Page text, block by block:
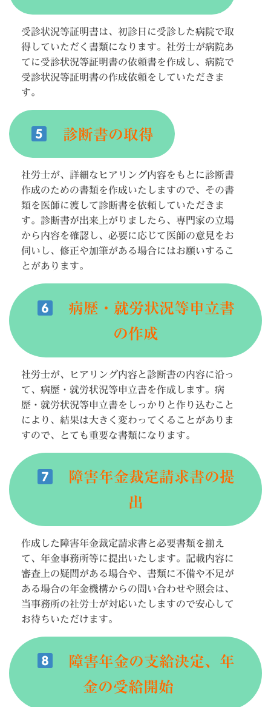
受診状況等証明書は、初診日に受診した病院で取
得していただく書類になります。社労士が病院あ
てに受診状況等証明書の依頼書を作成し、病院で
受診状況等証明書の作成依頼をしていただきま
す。
診断書の取得
社労士が、詳細なヒアリング内容をもとに診断書
作成のための書類を作成いたしますので、その書
類を医師に渡して診断書を依頼していただきま
す。診断書が出来上がりましたら、専門家の立場
から内容を確認し、必要に応じて医師の意見をお
伺いし、修正や加筆がある場合にはお願いするこ
とがあります。
病歴・就労状況等申立書
の作成
社労士が、ヒアリング内容と診断書の内容に沿っ
て、病歴・就労状況等申立書を作成します。病
歴・就労状況等申立書をしっかりと作り込むこと
により、結果は大きく変わってくることがありま
すので、とても重要な書類になります。
障害年金裁定請求書の提
出
作成した障害年金裁定請求書と必要書類を揃え
て、年金事務所等に提出いたします。記載内容に
審査上の疑問がある場合や、書類に不備や不足が
ある場合の年金機構からの問い合わせや照会は、
当事務所の社労士が対応いたしますので安心して
お待ちいただけます。
障害年金の支給決定、年
金の受給開始